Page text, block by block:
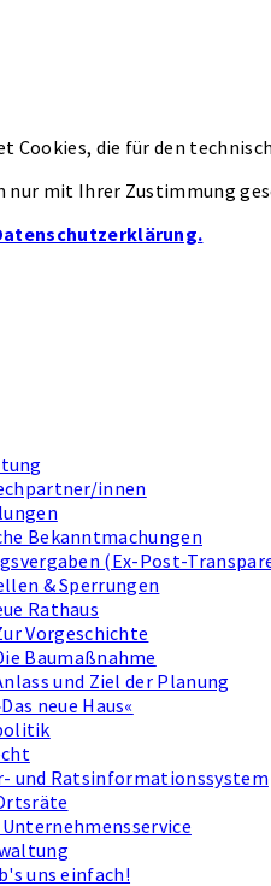
Cookies, die für den
nur mit Ihrer Zustimmung
innen
Bekanntmachungen
(Ex-Post-
& Sperrungen
Rathaus
Vorgeschichte
Baumaßnahme
und Ziel der Planung
neue Haus«
und Ratsinformationssystem
uns einfach!